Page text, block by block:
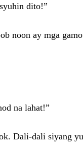
dito!”
noon ay mga
na lahat!”
Dali-dali siyang